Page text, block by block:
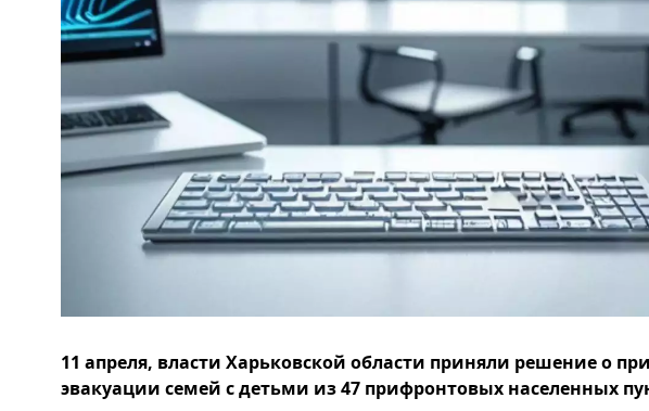
11 апреля, власти Харьковской области приняли решение о
эвакуации семей с детьми из 47 прифронтовых населенных